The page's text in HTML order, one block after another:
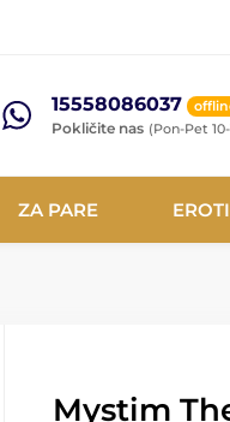
15558086037
Pokličite nas (Pon-Pet 10-
ZA PARE
Mystim